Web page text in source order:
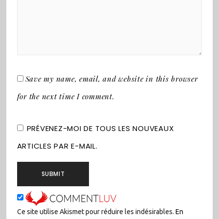
Save my name, email, and website in this browser
for the next time I comment.
PRÉVENEZ-MOI DE TOUS LES NOUVEAUX
ARTICLES PAR E-MAIL.
Ce site utilise Akismet pour réduire les indésirables. En